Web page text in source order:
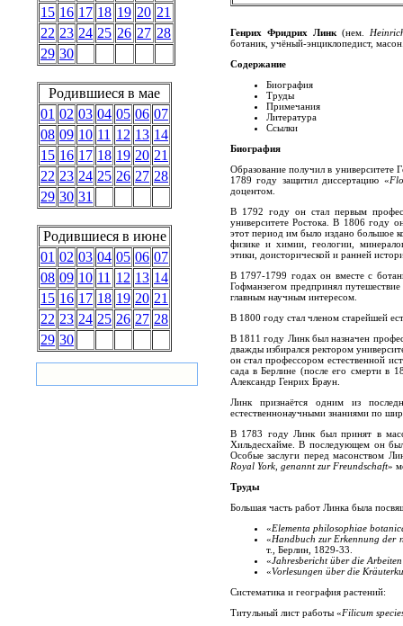
15 16 17 18 19 20 21
22 23 24 25 26 27 28
29 30
Родившиеся в мае
01 02 03 04 05 06 07
08 09 10 11 12 13 14
15 16 17 18 19 20 21
22 23 24 25 26 27 28
29 30 31
Родившиеся в июне
01 02 03 04 05 06 07
08 09 10 11 12 13 14
15 16 17 18 19 20 21
22 23 24 25 26 27 28
29 30
Генрих Фридрих Линк(нем.
ботаник, учёный-энциклопедист,
Содержание
Биография
Труды
Примечания
Литература
Ссылки
Биография
Образование получил в университете
1789 году защитил диссертацию «
доцентом.
В 1792 году он стал первым
университете Ростока. В 1806 году
этот период им было издано большое
физике и химии, геологии,
этики, доисторической и ранней
В 1797-1799 годах он вместе с
Гофманзегом предпринял
главным научным интересом.
В 1800 году стал членом старейшей
В 1811 году Линк был назначен
дважды избирался ректором
он стал профессором естественной
сада в Берлине (после его смерти в
Александр Генрих Браун.
Линк признаётся одним из
естественнонаучными знаниями по
В 1783 году Линк был принят в
Хильдесхайме. В последующем он
Особые заслуги перед масонством
Royal York, genannt zur Freundschaft»
Труды
Большая часть работ Линка была
«Elementa philosophiae
«Handbuch zur Erkennung der
т., Берлин, 1829-33.
«Jahresbericht über die
«Vorlesungen über die
Систематика и география растений:
Титульный лист работы «Filicum